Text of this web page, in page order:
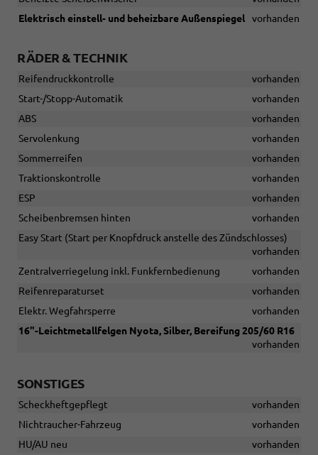
Elektrisch einstell- und beheizbare Außenspiegel
vorhanden
RÄDER & TECHNIK
Reifendruckkontrolle
vorhanden
Start-/Stopp-Automatik
vorhanden
ABS
vorhanden
Servolenkung
vorhanden
Sommerreifen
vorhanden
Traktionskontrolle
vorhanden
ESP
vorhanden
Scheibenbremsen hinten
vorhanden
Easy Start (Start per Knopfdruck anstelle des Zündschlosses)
vorhanden
Zentralverriegelung inkl. Funkfernbedienung
vorhanden
Reifenreparaturset
vorhanden
Elektr. Wegfahrsperre
vorhanden
16"-Leichtmetallfelgen Nyota, Silber, Bereifung 205/60 R16
vorhanden
SONSTIGES
Scheckheftgepflegt
vorhanden
Nichtraucher-Fahrzeug
vorhanden
HU/AU neu
vorhanden